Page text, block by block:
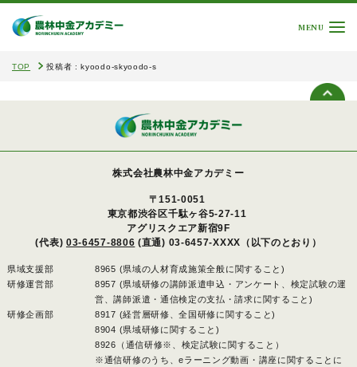
MENU
TOP 投稿者 : kyoodo-skyoodo-s
株式会社農林中金アカデミー
〒151-0051
東京都渋谷区千駄ヶ谷5-27-11
アグリスクエア新宿9F
(代表) 03-6457-8806 (直通) 03-6457-XXXX（以下のとおり）
県域支援部
8965 (県域の人材育成施策全般に関すること)
研修運営部
8957 (県域研修の講師派遣申込・アンケート、検定試験の運
営、講師派遣・通信検定の支払・請求に関すること)
研修企画部
8917 (経営層研修、全国研修に関すること)
8904 (県域研修に関すること)
8926（通信研修※、検定試験に関すること）
※通信研修のうち、eラーニング動画・講座に関することに